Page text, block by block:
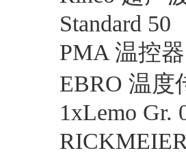
Standard 50
PMA 温控
EBRO 温度
1xLemo Gr.